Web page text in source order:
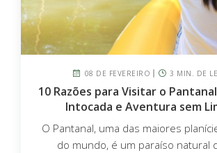
08 DE FEVEREIRO 3 MIN. DE
10 Razões para Visitar o
Intocada e Aventura sem
O Pantanal, uma das maiores
do mundo, é um paraíso natural